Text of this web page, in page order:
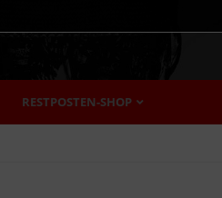
RESTPOSTEN-SHOP